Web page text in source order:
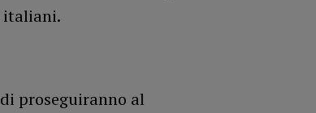
italiani.
proseguiranno al